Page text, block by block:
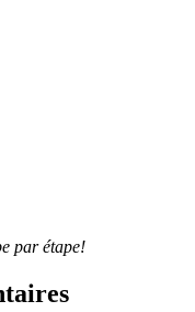
par étape!